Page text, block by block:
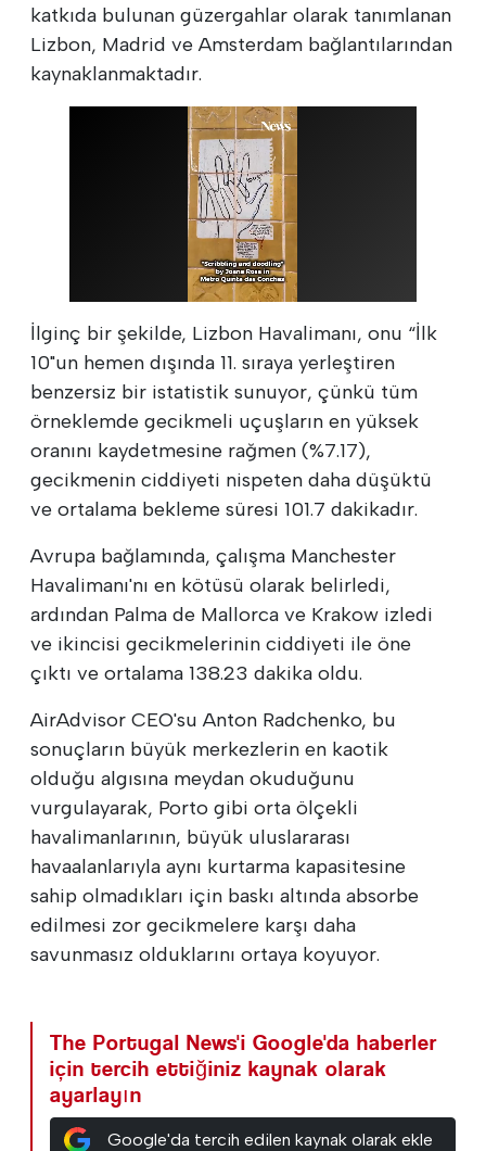
katkıda bulunan güzergahlar olarak tanımlanan
Lizbon, Madrid ve Amsterdam bağlantılarından
kaynaklanmaktadır.
İlginç bir şekilde, Lizbon Havalimanı, onu “İlk
10"un hemen dışında 11. sıraya yerleştiren
benzersiz bir istatistik sunuyor, çünkü tüm
örneklemde gecikmeli uçuşların en yüksek
oranını kaydetmesine rağmen (%7.17),
gecikmenin ciddiyeti nispeten daha düşüktü
ve ortalama bekleme süresi 101.7 dakikadır.
Avrupa bağlamında, çalışma Manchester
Havalimanı'nı en kötüsü olarak belirledi,
ardından Palma de Mallorca ve Krakow izledi
ve ikincisi gecikmelerinin ciddiyeti ile öne
çıktı ve ortalama 138.23 dakika oldu.
AirAdvisor CEO'su Anton Radchenko, bu
sonuçların büyük merkezlerin en kaotik
olduğu algısına meydan okuduğunu
vurgulayarak, Porto gibi orta ölçekli
havalimanlarının, büyük uluslararası
havaalanlarıyla aynı kurtarma kapasitesine
sahip olmadıkları için baskı altında absorbe
edilmesi zor gecikmelere karşı daha
savunmasız olduklarını ortaya koyuyor.
The Portugal News'i Google'da haberler
için tercih ettiğiniz kaynak olarak
ayarlayın
Google'da tercih edilen kaynak olarak ekle